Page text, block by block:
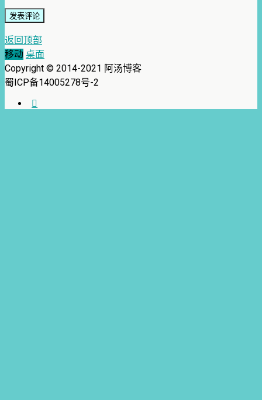
返回顶部
移动 桌面
Copyright © 2014-2021 阿汤博客
蜀ICP备14005278号-2